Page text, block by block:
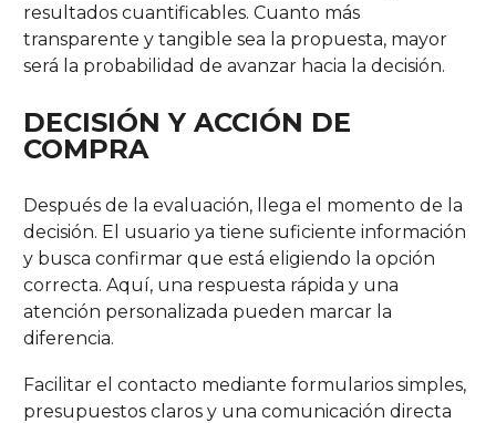
resultados cuantificables. Cuanto más
transparente y tangible sea la propuesta, mayor
será la probabilidad de avanzar hacia la decisión.
DECISIÓN Y ACCIÓN DE
COMPRA
Después de la evaluación, llega el momento de la
decisión. El usuario ya tiene suficiente información
y busca confirmar que está eligiendo la opción
correcta. Aquí, una respuesta rápida y una
atención personalizada pueden marcar la
diferencia.
Facilitar el contacto mediante formularios simples,
presupuestos claros y una comunicación directa